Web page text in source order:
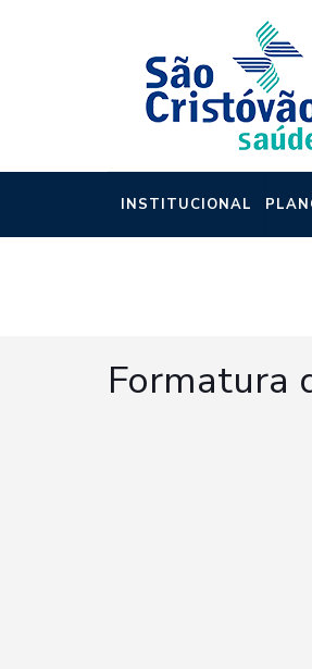
INSTITUCIONAL
Formatura